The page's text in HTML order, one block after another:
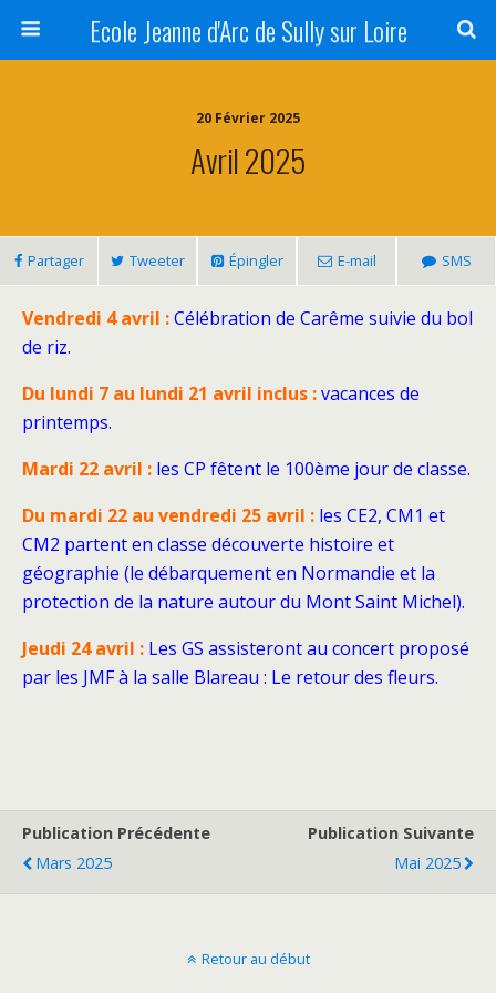
Ecole Jeanne d'Arc de Sully sur Loire
20 Février 2025
Avril 2025
Partager Tweeter Épingler E-mail SMS
Vendredi 4 avril :Célébration de Carême suivie du bol
de riz.
Du lundi 7 au lundi 21 avril inclus :vacances de
printemps.
Mardi 22 avril : les CP fêtent le 100ème jour de classe.
Du mardi 22 au vendredi 25 avril : les CE2, CM1 et
CM2 partent en classe découverte histoire et
géographie (le débarquement en Normandie et la
protection de la nature autour du Mont Saint Michel).
Jeudi 24 avril : Les GS assisteront au concert proposé
par les JMF à la salle Blareau : Le retour des fleurs.
Publication Précédente
Mars 2025
Publication Suivante
Mai 2025
Retour au début